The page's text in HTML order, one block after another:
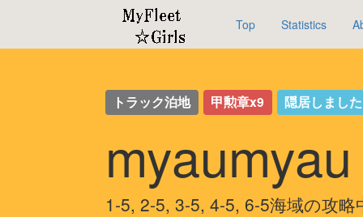
Top Statistics
トラック泊地 甲勲章x9 隠居しまし
1-5, 2-5, 3-5, 4-5, 6-5海域の攻略